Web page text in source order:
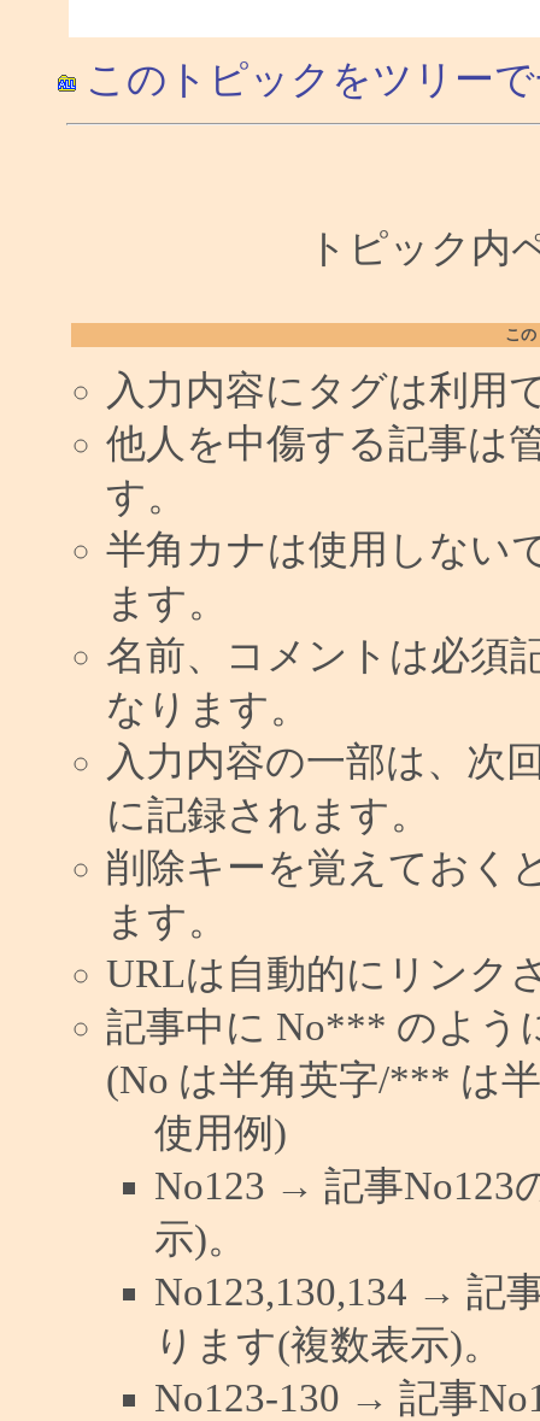
このトピックをツリー
トピック内
こ
入力内容にタグは利用
他人を中傷する記事は
す。
半角カナは使用しない
ます。
名前、コメントは必須
なります。
入力内容の一部は、次
に記録されます。
削除キーを覚えておく
ます。
URLは自動的にリンク
記事中に No*** のよう
(No は半角英字/*** は
使用例)
No123 → 記事No123
示)。
No123,130,134 → 記
ります(複数表示)。
No123-130 → 記事